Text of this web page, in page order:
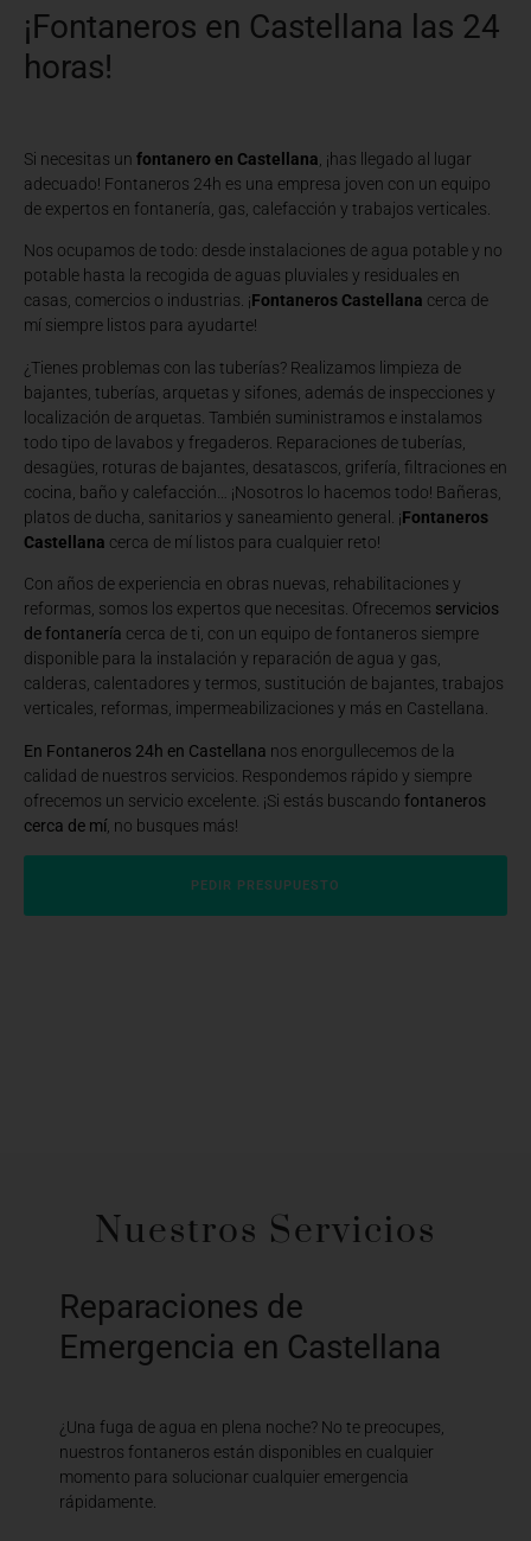
¡Fontaneros en Castellana las 24
horas!
Si necesitas un fontanero en Castellana , ¡has llegado al lugar
adecuado! Fontaneros 24h es una empresa joven con un equipo
de expertos en fontanería, gas, calefacción y trabajos verticales.
Nos ocupamos de todo: desde instalaciones de agua potable y no
potable hasta la recogida de aguas pluviales y residuales en
casas, comercios o industrias. ¡Fontaneros Castellana cerca de
mí siempre listos para ayudarte!
¿Tienes problemas con las tuberías? Realizamos limpieza de
bajantes, tuberías, arquetas y sifones, además de inspecciones y
localización de arquetas. También suministramos e instalamos
todo tipo de lavabos y fregaderos. Reparaciones de tuberías,
desagües, roturas de bajantes, desatascos, grifería, filtraciones en
cocina, baño y calefacción… ¡Nosotros lo hacemos todo! Bañeras,
platos de ducha, sanitarios y saneamiento general. ¡Fontaneros
Castellana cerca de mí listos para cualquier reto!
Con años de experiencia en obras nuevas, rehabilitaciones y
reformas, somos los expertos que necesitas. Ofrecemos servicios
de fontanería cerca de ti, con un equipo de fontaneros siempre
disponible para la instalación y reparación de agua y gas,
calderas, calentadores y termos, sustitución de bajantes, trabajos
verticales, reformas, impermeabilizaciones y más en Castellana.
En Fontaneros 24h en Castellana nos enorgullecemos de la
calidad de nuestros servicios. Respondemos rápido y siempre
ofrecemos un servicio excelente. ¡Si estás buscando fontaneros
cerca de mí , no busques más!
PEDIR PRESUPUESTO
Nuestros Servicios
Reparaciones de
Emergencia en Castellana
¿Una fuga de agua en plena noche? No te preocupes,
nuestros fontaneros están disponibles en cualquier
momento para solucionar cualquier emergencia
rápidamente.